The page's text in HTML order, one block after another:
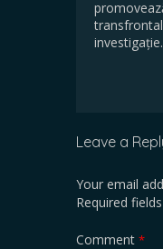
investigație.
Leave a
Your email
Required
Comment *